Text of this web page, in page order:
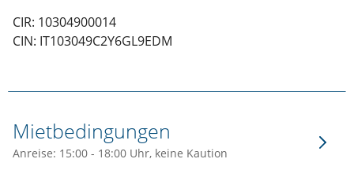
CIR: 10304900014
CIN: IT103049C2Y6GL9EDM
Mietbedingungen
Anreise: 15:00 - 18:00 Uhr, keine Kaution